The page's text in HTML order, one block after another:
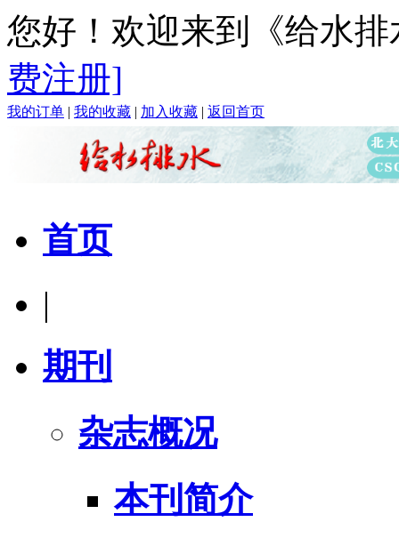
您好！欢迎来到《给水
费注册]
我的订单 | 我的收藏 | 加入收藏 | 返回首页
首页
|
期刊
杂志概况
本刊简介